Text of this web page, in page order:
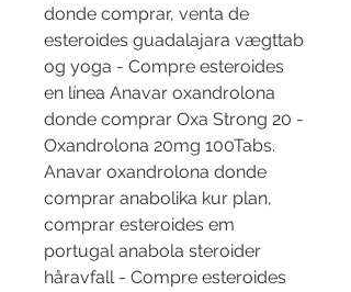
donde comprar, venta de
esteroides guadalajara vægttab
og yoga - Compre esteroides
en línea Anavar oxandrolona
donde comprar Oxa Strong 20 -
Oxandrolona 20mg 100Tabs.
Anavar oxandrolona donde
comprar anabolika kur plan,
comprar esteroides em
portugal anabola steroider
håravfall - Compre esteroides